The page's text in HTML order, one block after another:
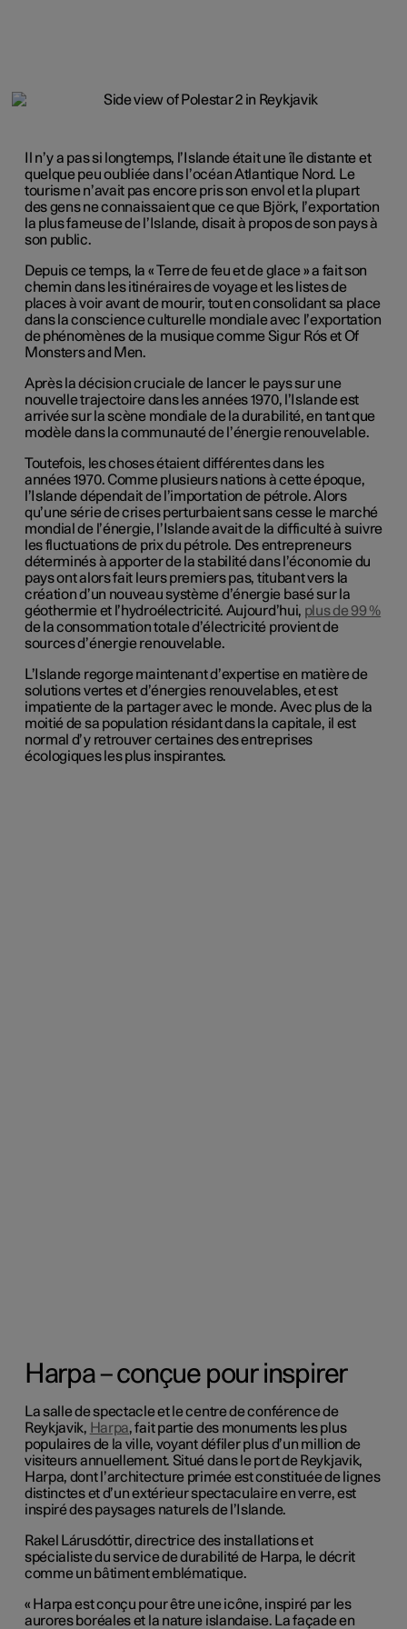
Il n’y a pas si longtemps, l’Islande était une île distante et
quelque peu oubliée dans l’océan Atlantique Nord. Le
tourisme n’avait pas encore pris son envol et la plupart
des gens ne connaissaient que ce que Björk, l’exportation
la plus fameuse de l’Islande, disait à propos de son pays à
son public.
Depuis ce temps, la « Terre de feu et de glace » a fait son
chemin dans les itinéraires de voyage et les listes de
places à voir avant de mourir, tout en consolidant sa place
dans la conscience culturelle mondiale avec l’exportation
de phénomènes de la musique comme Sigur Rós et Of
Monsters and Men.
Après la décision cruciale de lancer le pays sur une
nouvelle trajectoire dans les années 1970, l’Islande est
arrivée sur la scène mondiale de la durabilité, en tant que
modèle dans la communauté de l’énergie renouvelable.
Toutefois, les choses étaient différentes dans les
années 1970. Comme plusieurs nations à cette époque,
l’Islande dépendait de l’importation de pétrole. Alors
qu’une série de crises perturbaient sans cesse le marché
mondial de l’énergie, l’Islande avait de la difficulté à suivre
les fluctuations de prix du pétrole. Des entrepreneurs
déterminés à apporter de la stabilité dans l’économie du
pays ont alors fait leurs premiers pas, titubant vers la
création d’un nouveau système d’énergie basé sur la
géothermie et l’hydroélectricité. Aujourd’hui, plus de 99 %
de la consommation totale d’électricité provient de
sources d’énergie renouvelable.
L’Islande regorge maintenant d’expertise en matière de
solutions vertes et d’énergies renouvelables, et est
impatiente de la partager avec le monde. Avec plus de la
moitié de sa population résidant dansla capitale, il est
normal d’y retrouver certaines des entreprises
écologiques les plus inspirantes.
Harpa – conçue pour inspirer
La salle de spectacle et le centre de conférence de
Reykjavik, Harpa, fait partie des monuments les plus
populaires de la ville, voyant défiler plus d’un million de
visiteurs annuellement. Situé dans le port de Reykjavik,
Harpa, dont l’architecture primée est constituée de lignes
distinctes et d’un extérieur spectaculaire en verre, est
inspiré des paysages naturels de l’Islande.
Rakel Lárusdóttir, directrice des installations et
spécialiste du service de durabilité de Harpa, le décrit
comme un bâtiment emblématique.
« Harpa est conçu pour être une icône, inspiré par les
aurores boréales et la nature islandaise. La façade en